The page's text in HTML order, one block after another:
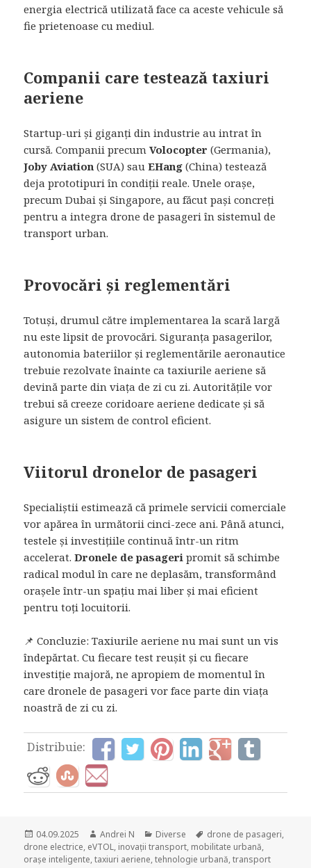
energia electrică utilizată face ca aceste vehicule să
fie prietenoase cu mediul.
Companii care testează taxiuri
aeriene
Startup-uri și giganți din industrie au intrat în
cursă. Companii precumVolocopter (Germania),
Joby Aviation (SUA) sauEHang (China) testează
deja prototipuri în condiții reale. Unele orașe,
precum Dubai și Singapore, au făcut pași concreți
pentru a integra drone de pasageri în sistemul de
transport urban.
Provocări și reglementări
Totuși, drumul către implementarea la scară largă
nu este lipsit de provocări. Siguranța pasagerilor,
autonomia bateriilor și reglementările aeronautice
trebuie rezolvate înainte ca taxiurile aeriene să
devină parte din viața de zi cu zi. Autoritățile vor
trebui să creeze coridoare aeriene dedicate și să
asigure un sistem de control eficient.
Viitorul dronelor de pasageri
Specialiștii estimează că primele servicii comerciale
vor apărea în următorii cinci-zece ani. Până atunci,
testele și investițiile continuă într-un ritm
accelerat.Dronele de pasageri promit să schimbe
radical modul în care ne deplasăm, transformând
orașele într-un spațiu mai liber și mai eficient
pentru toți locuitorii.
📌 Concluzie: Taxiurile aeriene nu mai sunt un vis
îndepărtat. Cu fiecare test reușit și cu fiecare
investiție majoră, ne apropiem de momentul în
care dronele de pasageri vor face parte din viața
noastră de zi cu zi.
Distribuie:
Posted
on
04.09.2025 Author
Andrei N Categories
Diverse Tags
drone de pasageri,
drone electrice, eVTOL, inovații transport, mobilitate urbană,
orașe inteligente,taxiuri aeriene,tehnologie urbană,transport